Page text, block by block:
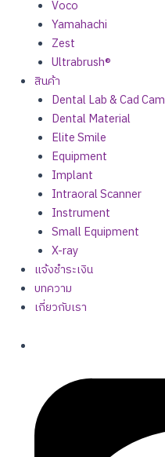
Voco
Yamahachi
Zest
Ultrabrush®
สินค้า
Dental Lab & Cad Cam
Dental Material
Elite Smile
Equipment
Implant
Intraoral Scanner
Instrument
Small Equipment
X-ray
แจ้งชำระเงิน
บทความ
เกี่ยวกับเรา